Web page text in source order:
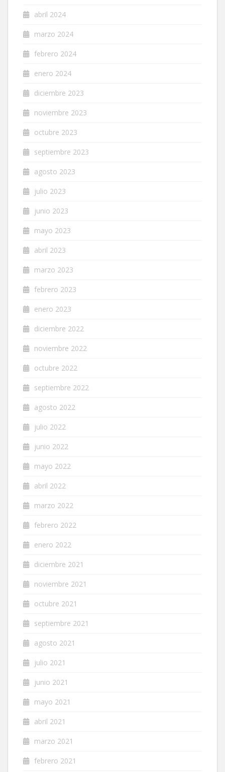
abril 2024
marzo 2024
febrero 2024
enero 2024
diciembre 2023
noviembre 2023
octubre 2023
septiembre 2023
agosto 2023
julio 2023
junio 2023
mayo 2023
abril 2023
marzo 2023
febrero 2023
enero 2023
diciembre 2022
noviembre 2022
octubre 2022
septiembre 2022
agosto 2022
julio 2022
junio 2022
mayo 2022
abril 2022
marzo 2022
febrero 2022
enero 2022
diciembre 2021
noviembre 2021
octubre 2021
septiembre 2021
agosto 2021
julio 2021
junio 2021
mayo 2021
abril 2021
marzo 2021
febrero 2021